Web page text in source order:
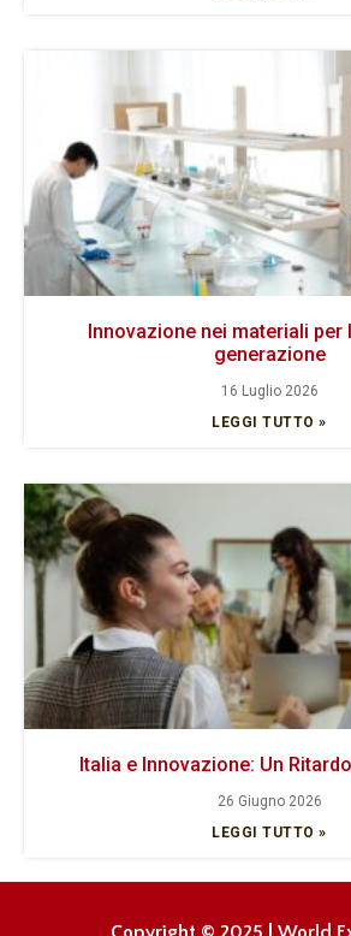
Innovazione nei materiali per
generazione
16 Luglio 2026
LEGGI TUTTO »
Italia e Innovazione: Un
26 Giugno 2026
LEGGI TUTTO »